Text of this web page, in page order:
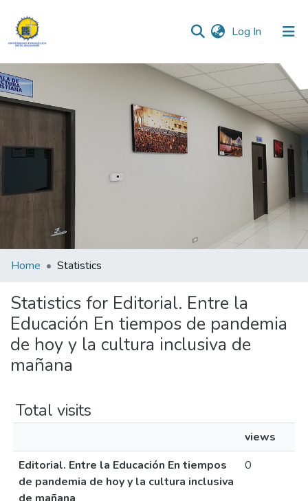
Log In (current)
Communities & Collections
All of DSpace
Home Statistics
Statistics for Editorial. Entre la
Educación En tiempos de pandemia
de hoy y la cultura inclusiva de
mañana
Total visits
views
Editorial. Entre la Educación En tiempos
de pandemia de hoy y la cultura inclusiva
0